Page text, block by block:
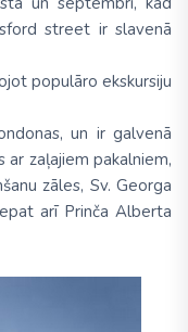
street ir slavenā
populāro ekskursiju
un ir galvenā
ar zaļajiem pakalniem,
zāles, Sv. Georga
arī Prinča Alberta